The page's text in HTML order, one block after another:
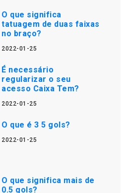
O que significa
tatuagem de duas faixas
no braço?
2022-01-25
É necessário
regularizar o seu
acesso Caixa Tem?
2022-01-25
O que é 3 5 gols?
2022-01-25
O que significa mais de
0.5 gols?